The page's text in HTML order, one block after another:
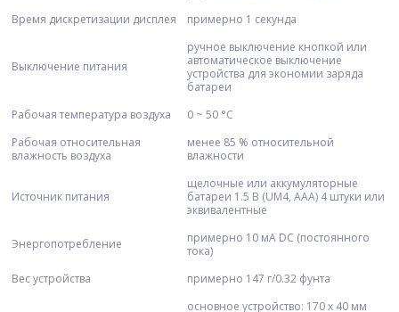
Время дискретизации дисплея
примерно 1 секунда
Выключение питания
ручное выключение кнопкой или
автоматическое выключение
устройства для экономии заряда
батареи
Рабочая температура воздуха
0 ~ 50 °C
Рабочая относительная
влажность воздуха
менее 85 % относительной
влажности
Источник питания
щелочные или аккумуляторные
батареи 1.5 В (UM4, AАA) 4 штуки или
эквивалентные
Энергопотребление
примерно 10 мА DC (постоянного
тока)
Вес устройства
примерно 147 г/0.32 фунта
основное устройство: 170 х 40 мм